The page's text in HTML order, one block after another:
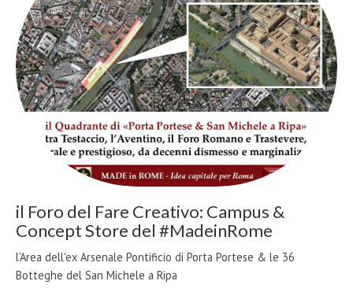
il Foro del Fare Creativo: Campus &
Concept Store del #MadeinRome
l'Area dell'ex Arsenale Pontificio di Porta Portese & le 36
Botteghe del San Michele a Ripa